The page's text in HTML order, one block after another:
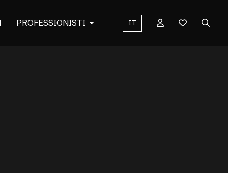
PROFESSIONISTI IT